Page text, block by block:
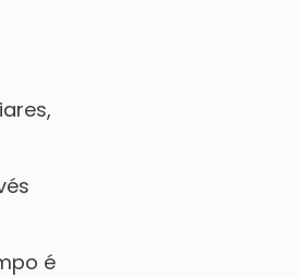
é